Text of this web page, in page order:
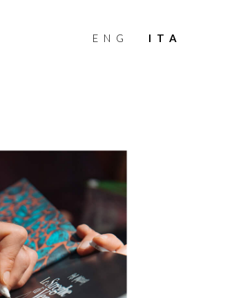
ENG ITA